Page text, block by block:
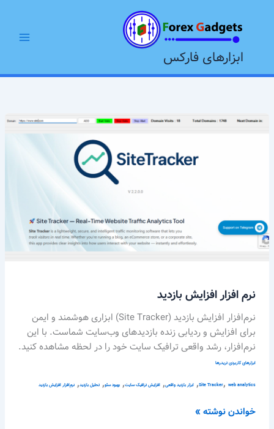
ابزارهای فارکس
Menu
نرم افزار افزایش بازدید
نرم‌افزار افزایش بازدید (Site Tracker) ابزاری هوشمند و ایمن
برای افزایش و ردیابی زنده بازدیدهای وب‌سایت شماست. با این
نرم‌افزار، رشد واقعی ترافیک سایت خود را در لحظه مشاهده کنید.
ابزارهای کاربردی تریدرها
Site Tracker,web analytics
, ابزار بازدید واقعی, افزایش ترافیک سایت, بهبود سئو, تحلیل بازدید, نرم‌افزار افزایش بازدید
نرم
خواندن نوشته »